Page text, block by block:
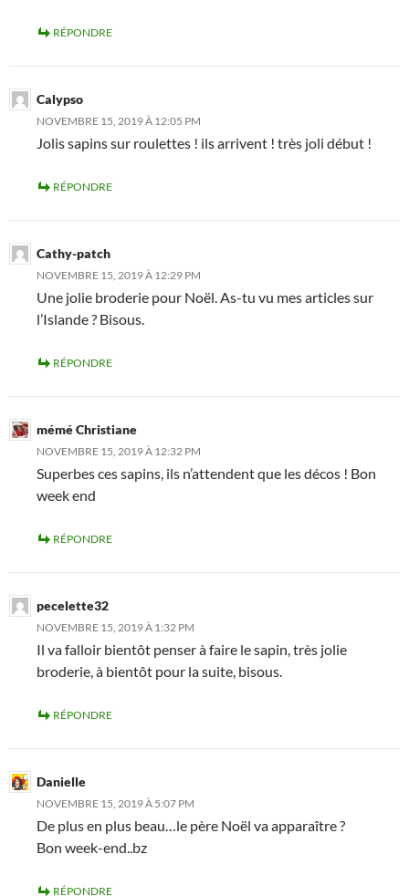
RÉPONDRE
Calypso
NOVEMBRE 15, 2019 À 12:05 PM
Jolis sapins sur roulettes ! ils arrivent ! très joli début !
RÉPONDRE
Cathy-patch
NOVEMBRE 15, 2019 À 12:29 PM
Une jolie broderie pour Noël. As-tu vu mes articles sur
l’Islande ? Bisous.
RÉPONDRE
mémé Christiane
NOVEMBRE 15, 2019 À 12:32 PM
Superbes ces sapins, ils n’attendent que les décos ! Bon
week end
RÉPONDRE
pecelette32
NOVEMBRE 15, 2019 À 1:32 PM
Il va falloir bientôt penser à faire le sapin, très jolie
broderie, à bientôt pour la suite, bisous.
RÉPONDRE
Danielle
NOVEMBRE 15, 2019 À 5:07 PM
De plus en plus beau…le père Noël va apparaître ?
Bon week-end..bz
RÉPONDRE